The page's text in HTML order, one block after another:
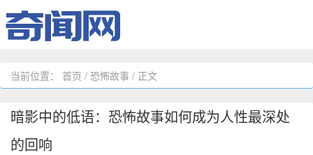
当前位置： 首页 / 恐怖故事 / 正文
暗影中的低语：恐怖故事如何成为人性最深处
的回响